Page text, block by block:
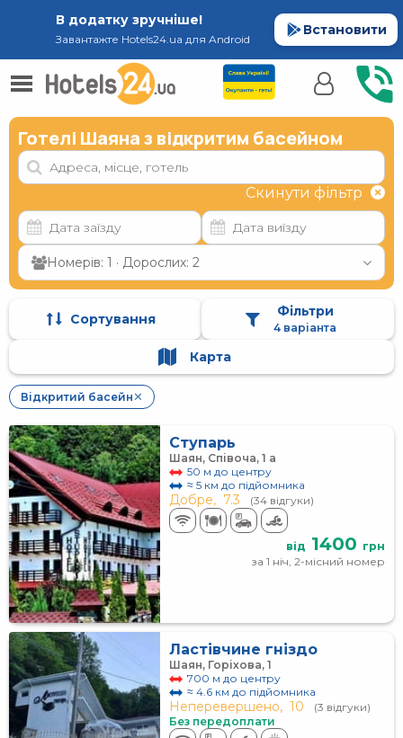
В додатку зручніше!
Завантажте Hotels24.ua для Android
Встановити
Готелі Шаяна з відкритим басейном
Скинути фільтр
Номерів: 1 · Дорослих: 2
Сортування Фільтри
4 варіанта
Карта
Відкритий басейн ✕
Ступарь
Шаян, Співоча, 1 а
50 м до центру
≈ 5 км до підйомника
Добре, 7.3 (34 відгуки)
від 1400 грн
за 1 ніч, 2-місний номер
Ластівчине гніздо
Шаян, Горіхова, 1
700 м до центру
≈ 4.6 км до підйомника
Неперевершено, 10
(3 відгуки)
Без передоплати